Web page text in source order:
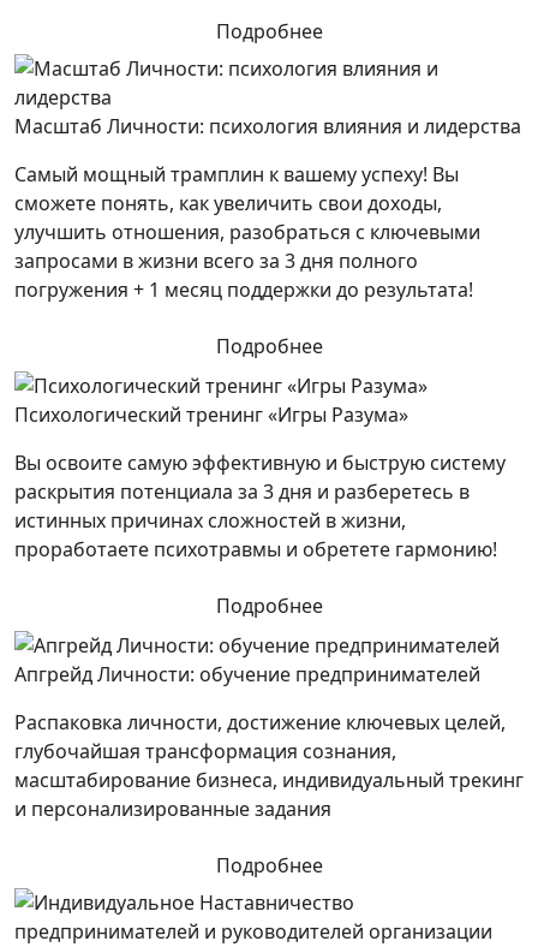
Подробнее
Масштаб Личности: психология влияния и лидерства
Самый мощный трамплин к вашему успеху! Вы
сможете понять, как увеличить свои доходы,
улучшить отношения, разобраться с ключевыми
запросами в жизни всего за 3 дня полного
погружения + 1 месяц поддержки до результата!
Подробнее
Психологический тренинг «Игры Разума»
Вы освоите самую эффективную и быструю систему
раскрытия потенциала за 3 дня и разберетесь в
истинных причинах сложностей в жизни,
проработаете психотравмы и обретете гармонию!
Подробнее
Апгрейд Личности: обучение предпринимателей
Распаковка личности, достижение ключевых целей,
глубочайшая трансформация сознания,
масштабирование бизнеса, индивидуальный трекинг
и персонализированные задания
Подробнее